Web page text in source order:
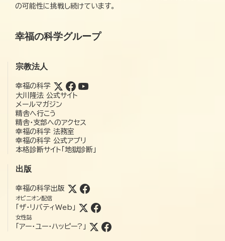
の可能性に挑戦し続けています。
幸福の科学グループ
宗教法人
幸福の科学
大川隆法 公式サイト
メールマガジン
精舎へ行こう
精舎・支部へのアクセス
幸福の科学 法務室
幸福の科学 公式アプリ
本格診断サイト「地獄診断」
出版
幸福の科学出版
オピニオン配信
「ザ・リバティWeb」
女性誌
「アー・ユー・ハッピー?」